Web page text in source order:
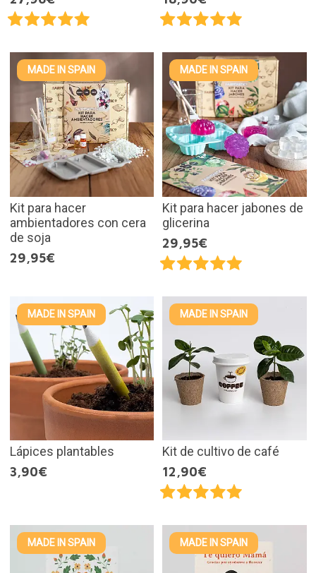
MADE IN SPAIN
Kit para hacer
ambientadores con cera
de soja
29,95€
MADE IN SPAIN
Kit para hacer jabones de
glicerina
29,95€
MADE IN SPAIN
Lápices plantables
3,90€
MADE IN SPAIN
Kit de cultivo de café
12,90€
MADE IN SPAIN MADE IN SPAIN